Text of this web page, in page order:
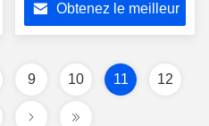
Obtenez le meilleur
9 10 11 12